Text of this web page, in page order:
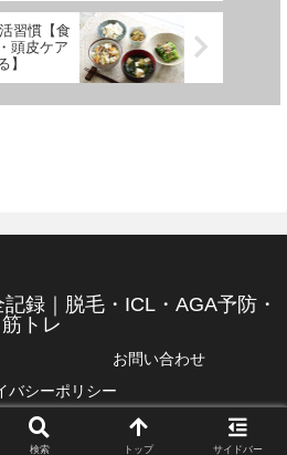
習慣【食
頭皮ケア
】
録｜脱毛・ICL・AGA予防・
筋トレ
お問い合わせ
バシーポリシー
記録｜脱毛・ICL・AGA予防・筋トレ.
検索 トップ サイドバー